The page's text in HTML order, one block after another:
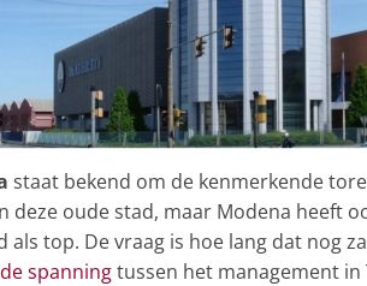
staat bekend om de kenmerkende
deze oude stad, maar Modena heeft
als top. De vraag is hoe lang dat nog
spanningtussen het management